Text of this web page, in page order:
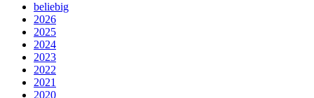
beliebig
2026
2025
2024
2023
2022
2021
2020